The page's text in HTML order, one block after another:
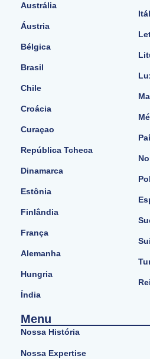
Austrália
Áustria
Bélgica
Brasil
Chile
Croácia
Curaçao
República Tcheca
Dinamarca
Estônia
Finlândia
França
Alemanha
Hungria
Índia
Menu
Nossa História
Nossa Expertise